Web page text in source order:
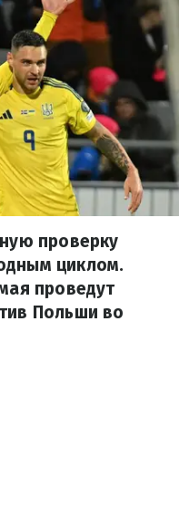
проверку
циклом.
проведут
Польши во